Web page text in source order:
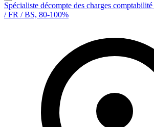
Spécialiste décompte des charges
/ FR / BS, 80-100%